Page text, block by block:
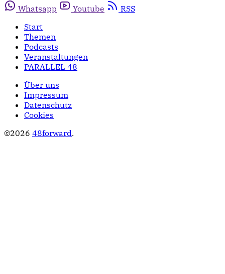
Whatsapp
Youtube
RSS
Start
Themen
Podcasts
Veranstaltungen
PARALLEL 48
Über uns
Impressum
Datenschutz
Cookies
©2026 48forward.